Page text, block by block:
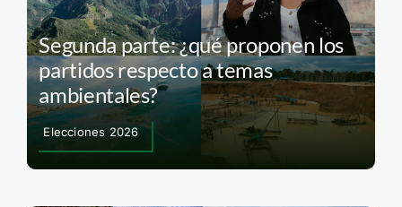
Segunda parte: ¿qué proponen los
partidos respecto a temas
ambientales?
Elecciones 2026